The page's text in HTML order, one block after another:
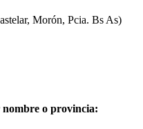
Morón, Pcia. Bs As)
o provincia: